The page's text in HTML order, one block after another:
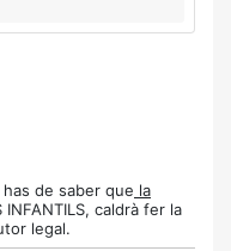
de saber que la
INFANTILS, caldrà fer la
legal.